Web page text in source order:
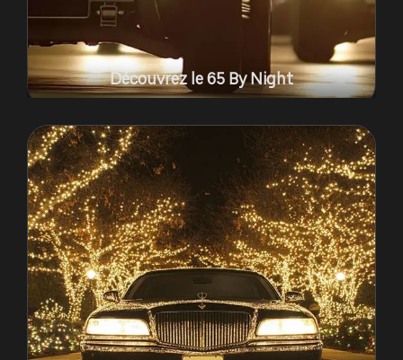
Découvrez le 65 By Night